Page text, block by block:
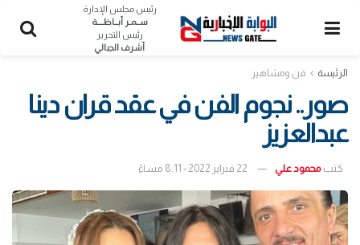
رئيس مجلس الإدارة
ســمـر أبــاظــــة
رئيس التحرير
أشرف الجبالي
الرئيسة فن ومشاهير
صور.. نجوم الفن في عقد قران دينا
عبدالعزيز
كتب محمود علي 22 فبراير 2022 - 8:11 مساءً